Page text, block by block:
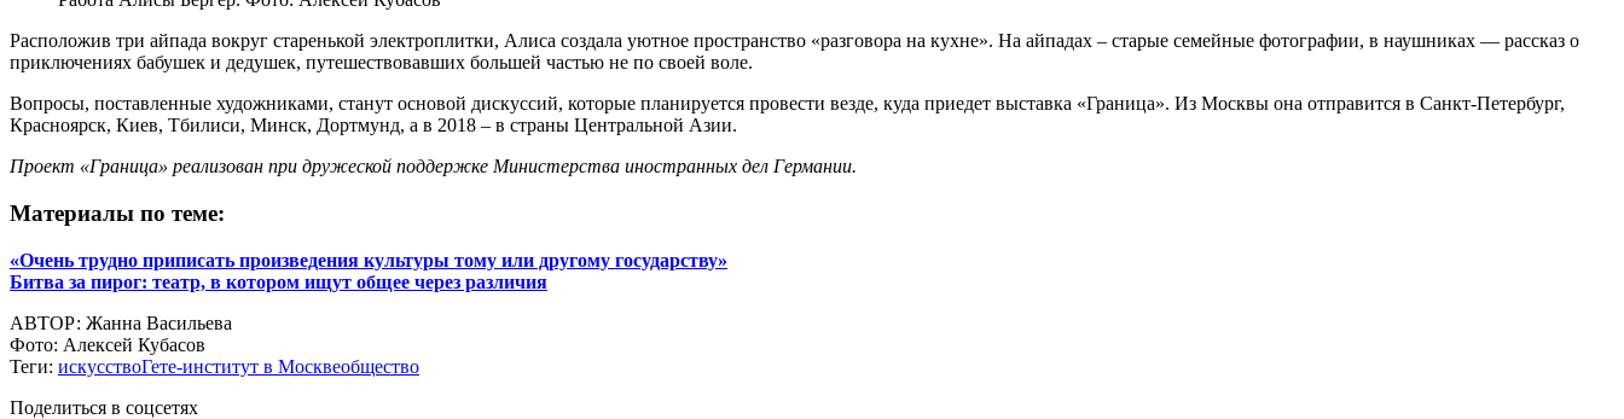
Расположив три айпада вокруг старенькой электроплитки, Алиса создала уютное пространство «разговора на кухне». На айпадах – старые семейные фотографии, в наушниках — рассказ о
приключениях бабушек и дедушек, путешествовавших большей частью не по своей воле.
Вопросы, поставленные художниками, станут основой дискуссий, которые планируется провести везде, куда приедет выставка «Граница». Из Москвы она отправится в Санкт-Петербург,
Красноярск, Киев, Тбилиси, Минск, Дортмунд, а в 2018 – в страны Центральной Азии.
Проект «Граница» реализован при дружеской поддержке Министерства иностранных дел Германии.
Материалы по теме:
«Очень трудно приписать произведения культуры тому или другому государству»
Битва за пирог: театр, в котором ищут общее через различия
АВТОР: Жанна Васильева
Фото: Алексей Кубасов
Теги: искусствоГете-институт в Москвеобщество
Поделиться в соцсетях